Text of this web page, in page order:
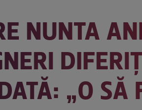
NUNTA
„O SĂ